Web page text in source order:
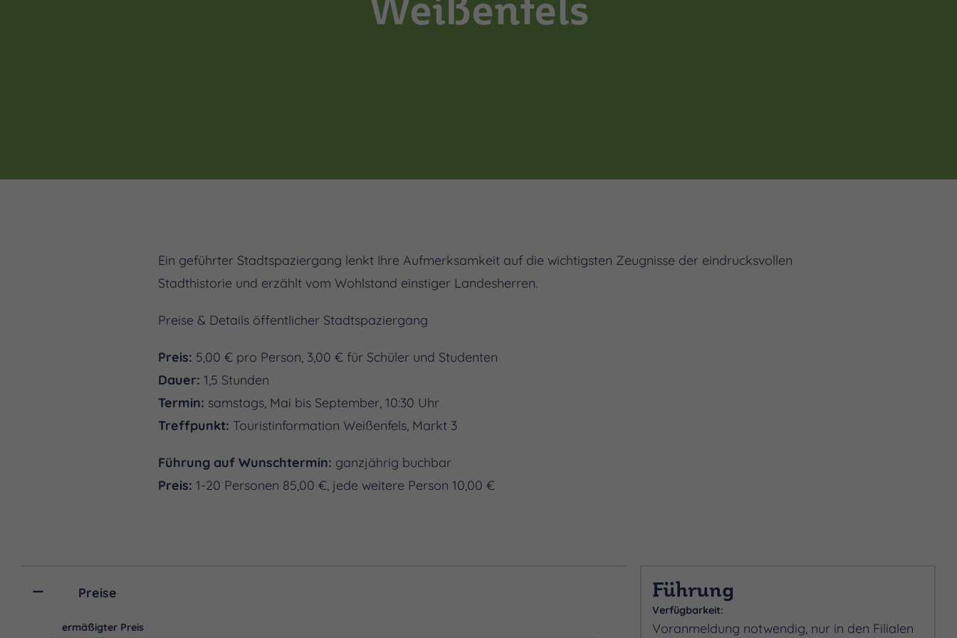
Ein geführter Stadtspaziergang lenkt Ihre Aufmerksamkeit auf die wichtigsten Zeugnisse der eindrucksvollen
Stadthistorie und erzählt vom Wohlstand einstiger Landesherren.
Preise & Details öffentlicher Stadtspaziergang
Preis: 5,00 € pro Person, 3,00 € für Schüler und Studenten
Dauer: 1,5 Stunden
Termin: samstags, Mai bis September, 10:30 Uhr
Treffpunkt: Touristinformation Weißenfels, Markt 3
Führung auf Wunschtermin: ganzjährig buchbar
Preis: 1-20 Personen 85,00 €, jede weitere Person 10,00 €
Preise
ermäßigter Preis
Führung
Verfügbarkeit:
Voranmeldung notwendig, nur in den Filialen